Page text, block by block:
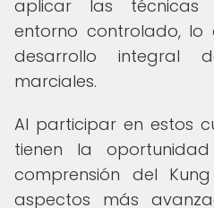
aplicar las técnicas
entorno controlado,
desarrollo integral
marciales.
Al participar en estos
tienen la
comprensión del
aspectos más